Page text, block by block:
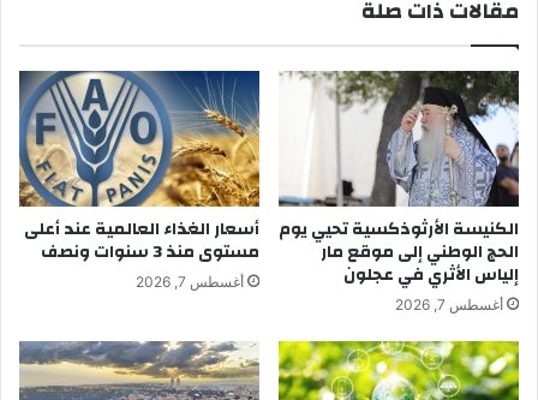
مقالات ذات صلة
الكنيسة الأرثوذكسية تحيي يوم
الحج الوطني إلى موقع مار
إلياس الأثري في عجلون
أغسطس 7, 2026
أسعار الغذاء العالمية عند أعلى
مستوى منذ 3 سنوات ونصف
أغسطس 7, 2026